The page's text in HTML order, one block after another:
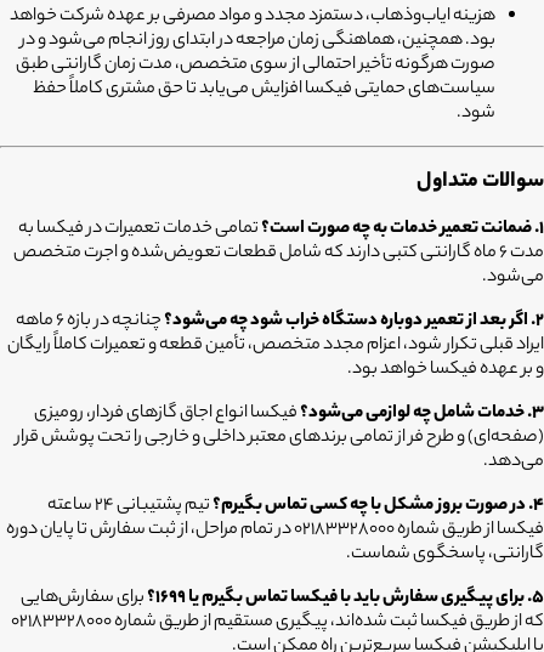
هزینه ایاب‌وذهاب، دستمزد مجدد و مواد مصرفی بر عهده شرکت خواهد
بود. همچنین، هماهنگی زمان مراجعه در ابتدای روز انجام می‌شود و در
صورت هرگونه تأخیر احتمالی از سوی متخصص، مدت زمان گارانتی طبق
سیاست‌های حمایتی فیکسا افزایش می‌یابد تا حق مشتری کاملاً حفظ
شود.
سوالات متداول
۱. ضمانت تعمیر خدمات به چه صورت است؟
تمامی خدمات تعمیرات در فیکسا به
مدت ۶ ماه گارانتی کتبی دارند که شامل قطعات تعویض‌شده و اجرت متخصص
می‌شود.
۲. اگر بعد از تعمیر دوباره دستگاه خراب شود چه می‌شود؟
چنانچه در بازه ۶ ماهه
ایراد قبلی تکرار شود، اعزام مجدد متخصص، تأمین قطعه و تعمیرات کاملاً رایگان
و بر عهده فیکسا خواهد بود.
۳. خدمات شامل چه لوازمی می‌شود؟
فیکسا انواع اجاق گازهای فردار، رومیزی
(صفحه‌ای) و طرح فر از تمامی برندهای معتبر داخلی و خارجی را تحت پوشش قرار
می‌دهد.
۴. در صورت بروز مشکل با چه کسی تماس بگیرم؟
تیم پشتیبانی ۲۴ ساعته
فیکسا از طریق شماره ۰۲۱۸۳۳۲۸۰۰۰ در تمام مراحل، از ثبت سفارش تا پایان دوره
گارانتی، پاسخگوی شماست.
۵. برای پیگیری سفارش باید با فیکسا تماس بگیرم یا ۱۶۹۹؟
برای سفارش‌هایی
که از طریق فیکسا ثبت شده‌اند، پیگیری مستقیم از طریق شماره ۰۲۱۸۳۳۲۸۰۰۰